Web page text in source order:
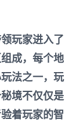
玩家进入了
成，每个地
法之一，玩
境不仅仅是
着玩家的智